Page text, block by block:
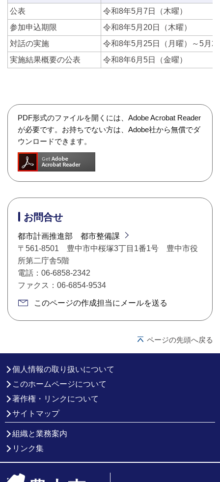
公表
令和8年5月7日（木曜）
参加申込期限
令和8年5月20日（木曜）
対話の実施
令和8年5月25日（月曜）～5月
実施結果概要の公表
令和8年6月5日（金曜）
PDF形式のファイルを開くには、Adobe Acrobat Reader
が必要です。お持ちでない方は、Adobe社から無償でダ
ウンロードできます。
お問合せ
都市計画推進部 都市整備課
〒561-8501 豊中市中桜塚3丁目1番1号 豊中市役
所第二庁舎5階
電話：06-6858-2342
ファクス：06-6854-9534
このページの作成担当にメールを送る
ページの先頭へ戻る
個人情報の取り扱いについて
このホームページについて
著作権・リンクについて
サイトマップ
組織と業務案内
リンク集